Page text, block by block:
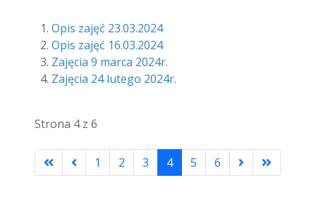
Opis zajęć 23.03.2024
Opis zajęć 16.03.2024
Zajęcia 9 marca 2024r.
Zajęcia 24 lutego 2024r.
Strona 4 z 6
1 2 3 4 5 6